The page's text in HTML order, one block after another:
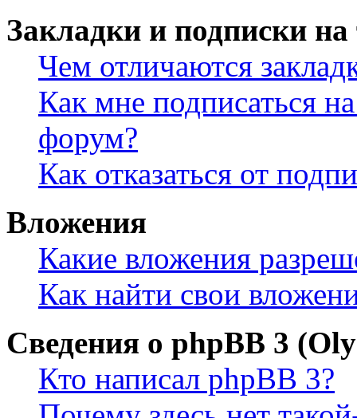
Закладки и подписки
Чем отличаются
Как мне подписаться
форум?
Как отказаться от
Вложения
Какие вложения
Как найти свои
Сведения о phpBB 3
Кто написал phpBB 3?